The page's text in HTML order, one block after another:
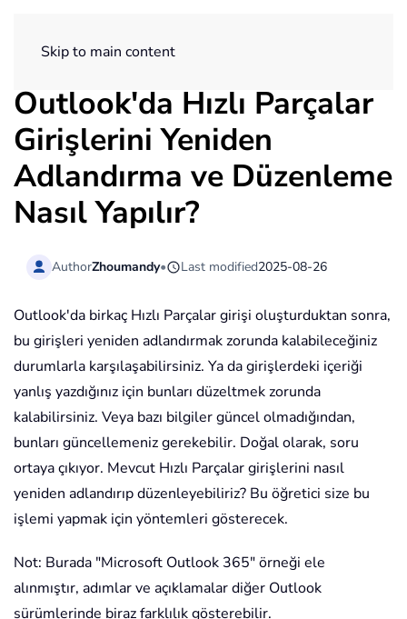
Skip to main content
Outlook'da Hızlı Parçalar
Girişlerini Yeniden
Adlandırma ve Düzenleme
Nasıl Yapılır?
AuthorZhoumandy• Last modified2025-08-26
Outlook'da birkaç Hızlı Parçalar girişi oluşturduktan sonra,
bu girişleri yeniden adlandırmak zorunda kalabileceğiniz
durumlarla karşılaşabilirsiniz. Ya da girişlerdeki içeriği
yanlış yazdığınız için bunları düzeltmek zorunda
kalabilirsiniz. Veya bazı bilgiler güncel olmadığından,
bunları güncellemeniz gerekebilir. Doğal olarak, soru
ortaya çıkıyor. Mevcut Hızlı Parçalar girişlerini nasıl
yeniden adlandırıp düzenleyebiliriz? Bu öğretici size bu
işlemi yapmak için yöntemleri gösterecek.
Not: Burada "Microsoft Outlook 365" örneği ele
alınmıştır, adımlar ve açıklamalar diğer Outlook
sürümlerinde biraz farklılık gösterebilir.